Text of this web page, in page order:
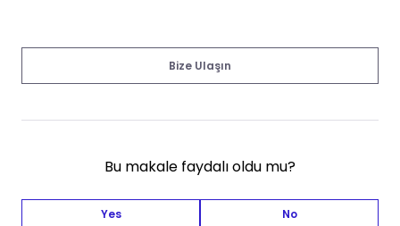
Bize Ulaşın
Bu makale faydalı oldu mu?
Yes No